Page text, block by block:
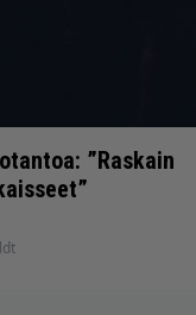
”Raskain